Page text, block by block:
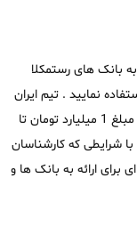
به بانک های رستمکلا
نمایید . تیم ایران
سند توانایی تامین وثیقه اجاره ای بریا بانک ها از مبلغ 1 میلیارد تومان تا
با شرایطی که کارشناسان
برای ارائه به بانک ها و